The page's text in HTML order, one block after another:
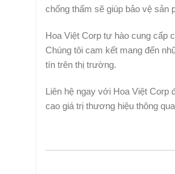
chống thấm sẽ giúp bảo vệ sản
Hoa Việt Corp tự hào cung cấp
Chúng tôi cam kết mang đến
tín trên thị trường.
Liên hệ ngay với Hoa Việt Corp
cao giá trị thương hiệu thông